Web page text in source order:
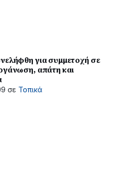
για συμμετοχή σε
απάτη και
σε Τοπικά